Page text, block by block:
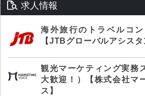
求人情報
海外旅行のトラベルコ
【JTBグローバルアシスタ
観光マーケティング実務
大歓迎！）【株式会社マ
ス】